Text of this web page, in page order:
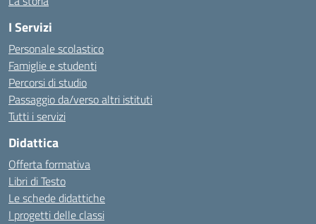
I Servizi
Personale scolastico
Famiglie e studenti
Percorsi di studio
Passaggio da/verso altri istituti
Tutti i servizi
Didattica
Offerta formativa
Libri di Testo
Le schede didattiche
I progetti delle classi